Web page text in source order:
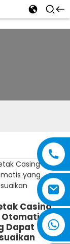
Casing
Otomatis
Dapat